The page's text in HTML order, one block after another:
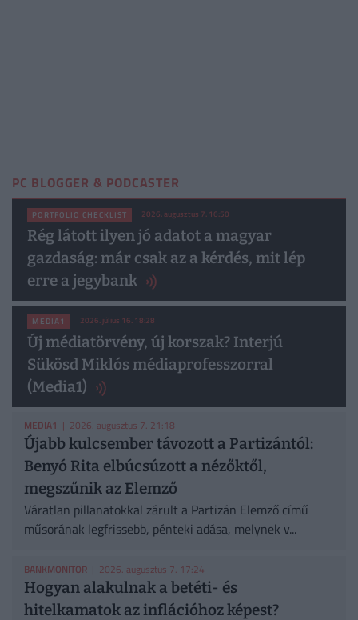
PC BLOGGER & PODCASTER
PORTFOLIO CHECKLIST 2026. augusztus 7. 16:50
Rég látott ilyen jó adatot a magyar
gazdaság: már csak az a kérdés, mit lép
erre a jegybank
MEDIA1 2026. július 16. 18:28
Új médiatörvény, új korszak? Interjú
Sükösd Miklós médiaprofesszorral
(Media1)
MEDIA1 | 2026. augusztus 7. 21:18
Újabb kulcsember távozott a Partizántól:
Benyó Rita elbúcsúzott a nézőktől,
megszűnik az Elemző
Váratlan pillanatokkal zárult a Partizán Elemző című
műsorának legfrissebb, pénteki adása, melynek v...
BANKMONITOR | 2026. augusztus 7. 17:24
Hogyan alakulnak a betéti- és
hitelkamatok az inflációhoz képest?